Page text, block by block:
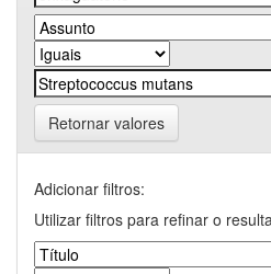
Retornar valores
Adicionar filtros:
Utilizar filtros para refinar o